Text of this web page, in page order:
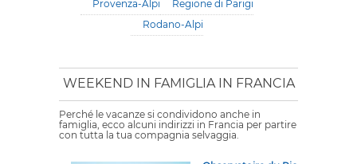
Provenza-Alpi
Regione di Parigi
Rodano-Alpi
WEEKEND IN FAMIGLIA IN FRANCIA
Perché le vacanze si condividono anche in
famiglia, ecco alcuni indirizzi in Francia per partire
con tutta la tua compagnia selvaggia.